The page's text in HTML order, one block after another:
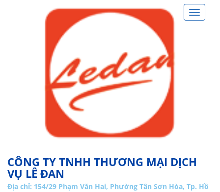
Toggle
CÔNG TY TNHH THƯƠNG MẠI DỊCH
VỤ LÊ ĐAN
Địa chỉ: 154/29 Phạm Văn Hai, Phường Tân Sơn Hòa, Tp. Hồ